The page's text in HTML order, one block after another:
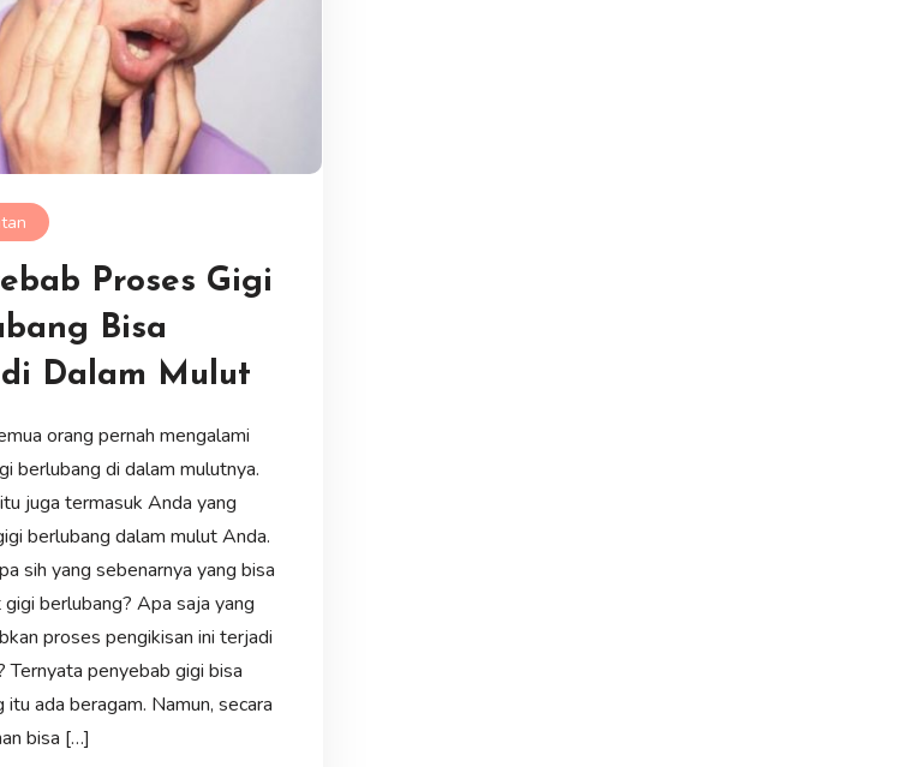
Proses Gigi
Bisa
Dalam Mulut
orang pernah mengalami
berlubang di dalam mulutnya.
juga termasuk Anda yang
berlubang dalam mulut Anda.
sih yang sebenarnya yang bisa
berlubang? Apa saja yang
proses pengikisan ini terjadi
Ternyata penyebab gigi bisa
itu ada beragam. Namun, secara
bisa […]